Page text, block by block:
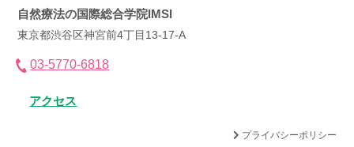
自然療法の国際総合学院IMSI
東京都渋谷区神宮前4丁目13-17-A
03-5770-6818
アクセス
プライバシーポリシー